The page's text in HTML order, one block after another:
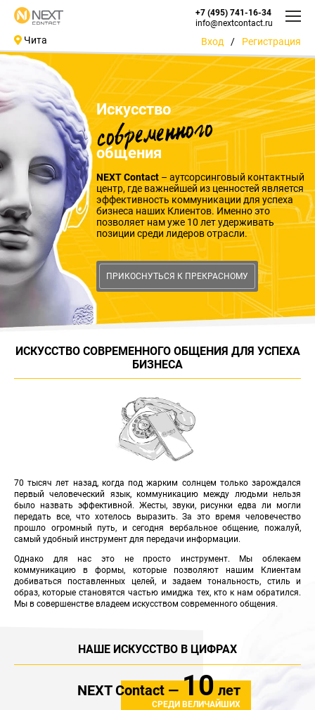
Искусство
современного
общения
NEXT Contact– аутсорсинговый контактный
центр, где важнейшей из ценностей является
эффективность коммуникации для успеха
бизнеса наших Клиентов. Именно это
позволяет нам уже 10 лет удерживать
позиции среди лидеров отрасли.
ПРИКОСНУТЬСЯ К ПРЕКРАСНОМУ
+7 (495) 741-16-34
info@nextcontact.ru
Чита Вход / Регистрация
ИСКУССТВО СОВРЕМЕННОГО ОБЩЕНИЯ ДЛЯ УСПЕХА
БИЗНЕСА
70 тысяч лет назад, когда под жарким солнцем только зарождался
первый человеческий язык, коммуникацию между людьми нельзя
было назвать эффективной. Жесты, звуки, рисунки едва ли могли
передать все, что хотелось выразить. За это время человечество
прошло огромный путь, и сегодня вербальное общение, пожалуй,
самый удобный инструмент для передачи информации.
Однако для нас это не просто инструмент. Мы облекаем
коммуникацию в формы, которые позволяют нашим Клиентам
добиваться поставленных целей, и задаем тональность, стиль и
образ, которые становятся частью имиджа тех, кто к нам обратился.
Мы в совершенстве владеем искусством современного общения.
НАШЕ ИСКУССТВО В ЦИФРАХ
NEXT Contact —10 лет
СРЕДИ ВЕЛИЧАЙШИХ